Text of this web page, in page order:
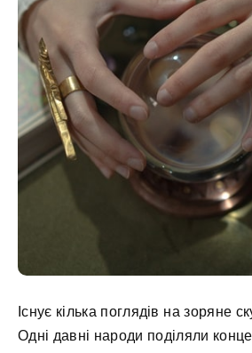
Існує кілька поглядів на зоряне
Одні давні народи поділяли